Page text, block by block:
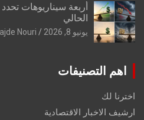
أربعة سيناريوهات
الحالي
يونيو 8, 2026 Nouri
اهم التصنيفات
اخترنا لك
ارشيف الاخبار الاقتصادية